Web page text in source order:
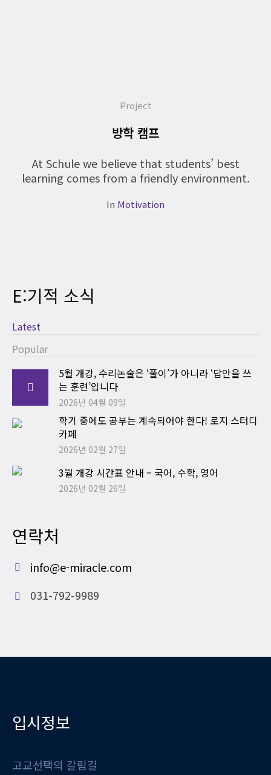
Project
방학 캠프
At Schule we believe that students’ best
learning comes from a friendly environment.
In Motivation
E:기적 소식
Latest
Popular
5월 개강, 수리논술은 ‘풀이’가 아니라 ‘답안을 쓰
는 훈련’입니다
2026년 04월 09일
학기 중에도 공부는 계속되어야 한다! 로지 스터디
카페
2026년 02월 27일
3월 개강 시간표 안내 – 국어, 수학, 영어
2026년 02월 26일
연락처
info@e-miracle.com
031-792-9989
입시정보
고교선택의 갈림길